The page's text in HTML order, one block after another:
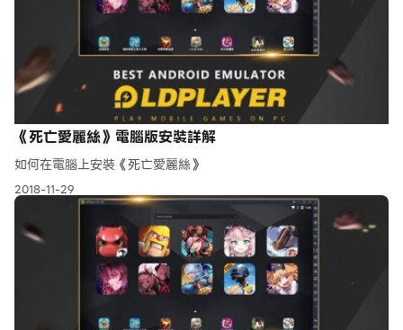
《死亡愛麗絲》電腦版安裝詳解
如何在電腦上安裝《死亡愛麗絲》
2018-11-29